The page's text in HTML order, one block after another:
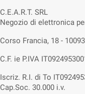
C.E.A.R.T. SRL
Negozio di elettronica
Corso Francia, 18 -
C.F. ie P.IVA
Iscriz. R.I. di To
Cap.Soc. 30.000 i.v.